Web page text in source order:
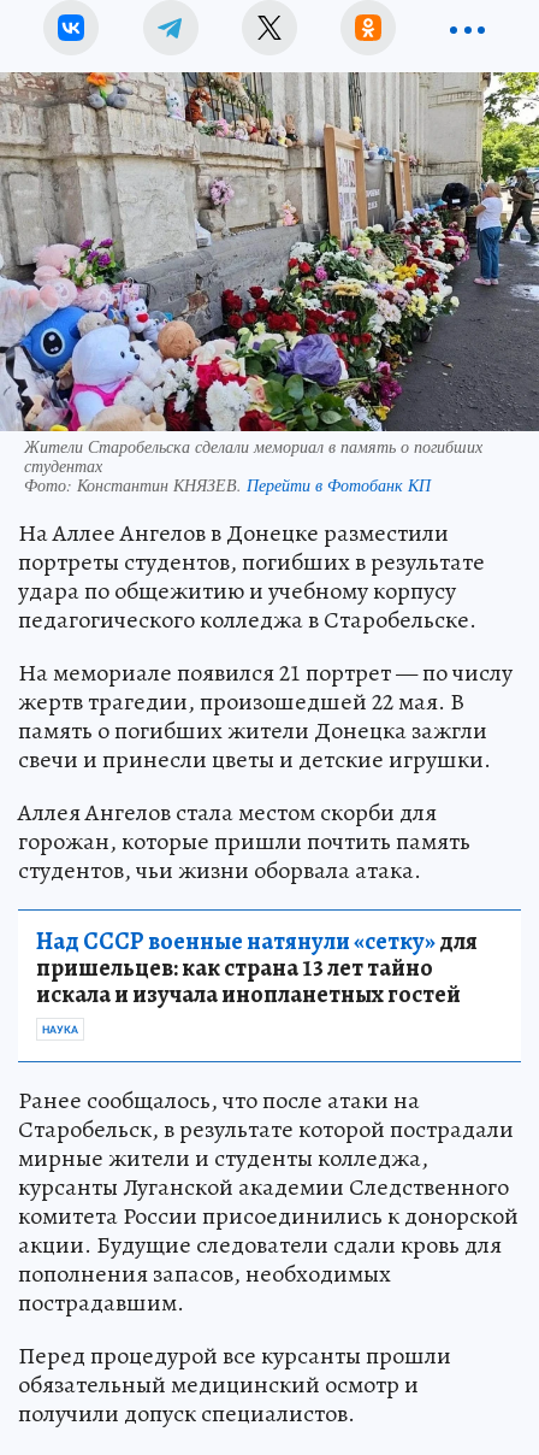
Жители Старобельска сделали мемориал в память о погибших
студентах
Фото: Константин КНЯЗЕВ. Перейти в Фотобанк КП
На Аллее Ангелов в Донецке разместили
портреты студентов, погибших в результате
удара по общежитию и учебному корпусу
педагогического колледжа в Старобельске.
На мемориале появился 21 портрет — по числу
жертв трагедии, произошедшей 22 мая. В
память о погибших жители Донецка зажгли
свечи и принесли цветы и детские игрушки.
Аллея Ангелов стала местом скорби для
горожан, которые пришли почтить память
студентов, чьи жизни оборвала атака.
Над СССР военные натянули «сетку»для
пришельцев: как страна 13 лет тайно
искала и изучала инопланетных гостей
НАУКА
Ранее сообщалось, что после атаки на
Старобельск, в результате которой пострадали
мирные жители и студенты колледжа,
курсанты Луганской академии Следственного
комитета России присоединились к донорской
акции. Будущие следователи сдали кровь для
пополнения запасов, необходимых
пострадавшим.
Перед процедурой все курсанты прошли
обязательный медицинский осмотр и
получили допуск специалистов.